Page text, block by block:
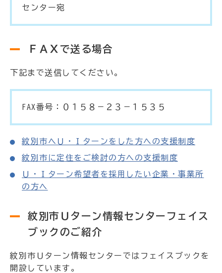
センター宛
ＦＡＸで送る場合
下記まで送信してください。
FAX番号：０１５８－２３－１５３５
紋別市へＵ・Ｉターンをした方への支援制度
紋別市に定住をご検討の方への支援制度
Ｕ・Ｉターン希望者を採用したい企業・事業所
の方へ
紋別市Ｕターン情報センターフェイス
ブックのご紹介
紋別市Ｕターン情報センターではフェイスブックを
開設しています。